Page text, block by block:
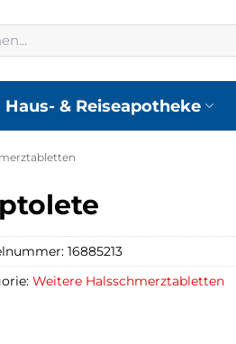
Haus- & Reiseapotheke
16885213
Weitere Halsschmerztabletten